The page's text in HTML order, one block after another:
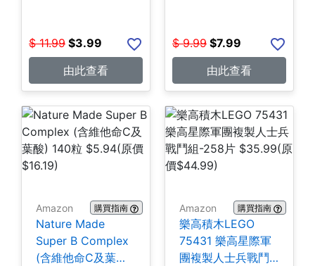
$ 11.99 $3.99
由此查看
$ 9.99 $7.99
由此查看
Amazon 購買指南
Nature Made
Super B Complex
(含維他命C及葉酸)
Amazon 購買指南
樂高積木LEGO
75431 樂高星際軍
團複製人士兵戰鬥